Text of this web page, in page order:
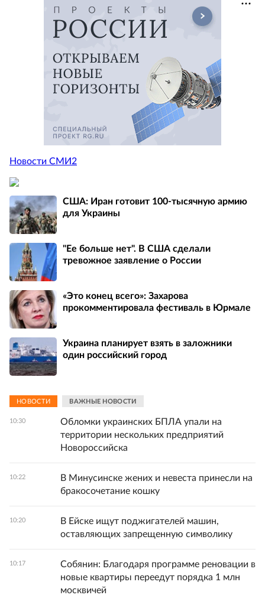
Новости СМИ2
США: Иран готовит 100-тысячную армию
для Украины
"Ее больше нет". В США сделали
тревожное заявление о России
«Это конец всего»: Захарова
прокомментировала фестиваль в Юрмале
Украина планирует взять в заложники
один российский город
НОВОСТИ ВАЖНЫЕ НОВОСТИ
10:30
Обломки украинских БПЛА упали на
территории нескольких предприятий
Новороссийска
10:22
В Минусинске жених и невеста принесли на
бракосочетание кошку
10:20
В Ейске ищут поджигателей машин,
оставляющих запрещенную символику
10:17
Собянин: Благодаря программе реновации в
новые квартиры переедут порядка 1 млн
москвичей